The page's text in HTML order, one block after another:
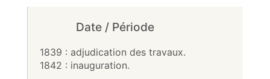
Date / Période
1839 : adjudication des travaux.
1842 : inauguration.